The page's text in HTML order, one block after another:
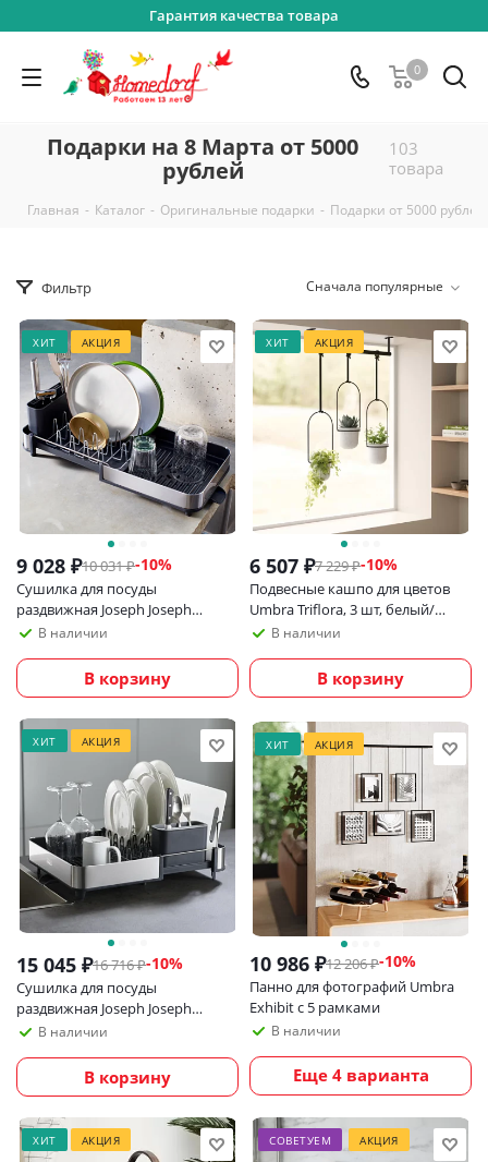
Гарантия качества товара
0
Подарки на 8 Марта от 5000
рублей
103
товара
Главная - Каталог - Оригинальные подарки - Подарки от 5000 рублей
Фильтр Сначала популярные
ХИТ АКЦИЯ
9 028 ₽10 031₽-10%
Сушилка для посуды
раздвижная Joseph Joseph
Extend Steel Slim
В наличии
В корзину
ХИТ АКЦИЯ
6 507 ₽7 229₽-10%
Подвесные кашпо для цветов
Umbra Triflora, 3 шт, белый/
черный
В наличии
В корзину
ХИТ АКЦИЯ
15 045 ₽16 716₽-10%
Сушилка для посуды
раздвижная Joseph Joseph
Extend Steel
В наличии
В корзину
ХИТ АКЦИЯ
10 986 ₽12 206₽-10%
Панно для фотографий Umbra
Exhibit с 5 рамками
В наличии
Еще 4 варианта
ХИТ АКЦИЯ СОВЕТУЕМ АКЦИЯ